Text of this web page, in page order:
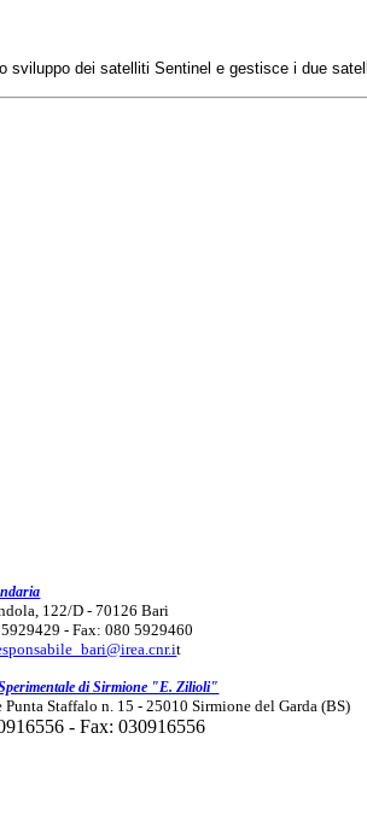
sviluppo dei satelliti Sentinel e gestisce i due
122/D - 70126 Bari
- Fax: 080 5929460
t
di Sirmione "E. Zilioli"
Punta Staffalo n. 15 - 25010 Sirmione del Garda (BS)
- Fax: 030916556